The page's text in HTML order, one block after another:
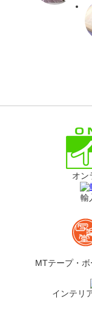
オン
輸
MTテープ・
インテリ